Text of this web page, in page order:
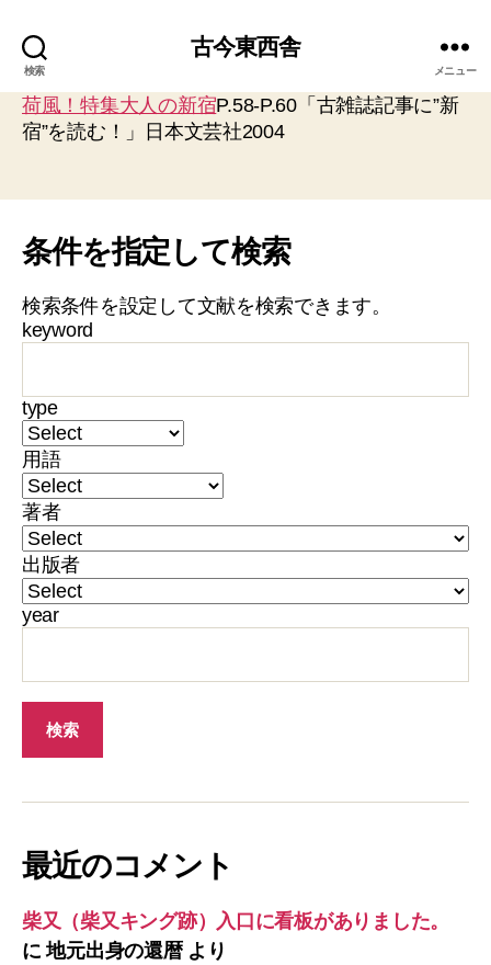
検索
古今東西舎
メニュー
荷風！特集大人の新宿P.58-P.60「古雑誌記事に”新
宿”を読む！」日本文芸社2004
条件を指定して検索
検索条件を設定して文献を検索できます。
keyword
type
用語
著者
出版者
year
最近のコメント
柴又（柴又キング跡）入口に看板がありました。
に地元出身の還暦より